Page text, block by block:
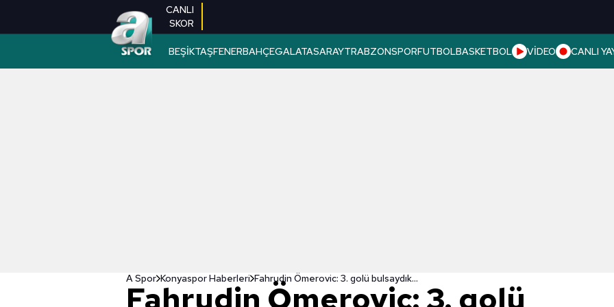
CANLI
SKOR
BEŞİKTAŞFENERBAHÇEGALATASARAYTRABZONSPORFUTBOLBASKETBOL VİDEO CANLI
A Spor Konyaspor Haberleri Fahrudin Ömerovic: 3. golü bulsaydık...
Fahrudin Ömerovic: 3. golü